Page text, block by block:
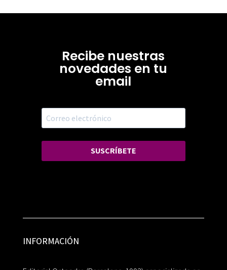
Recibe nuestras
novedades en tu
email
SUSCRÍBETE
INFORMACIÓN